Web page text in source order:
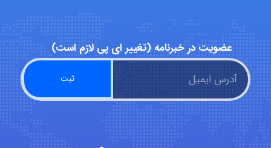
Poubakhtiari
Alirez0990
hosein abdolvand
عضویت در خبرنامه (تغییر ای پی لازم است)